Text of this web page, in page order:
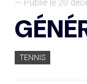
— Publié le 20
TENNIS